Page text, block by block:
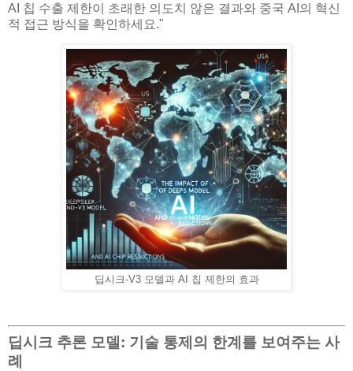
AI 칩 수출 제한이 초래한 의도치 않은 결과와 중국 AI의 혁신
적 접근 방식을 확인하세요."
딥시크-V3 모델과 AI 칩 제한의 효과
딥시크 추론 모델: 기술 통제의 한계를 보여주는 사
례